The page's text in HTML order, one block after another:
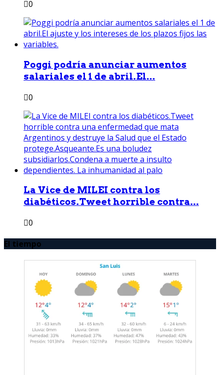
0
Poggi podría anunciar aumentos
salariales el 1 de abril.El...
0
La Vice de MILEI contra los
diabéticos.Tweet horrible contra...
0
El tiempo